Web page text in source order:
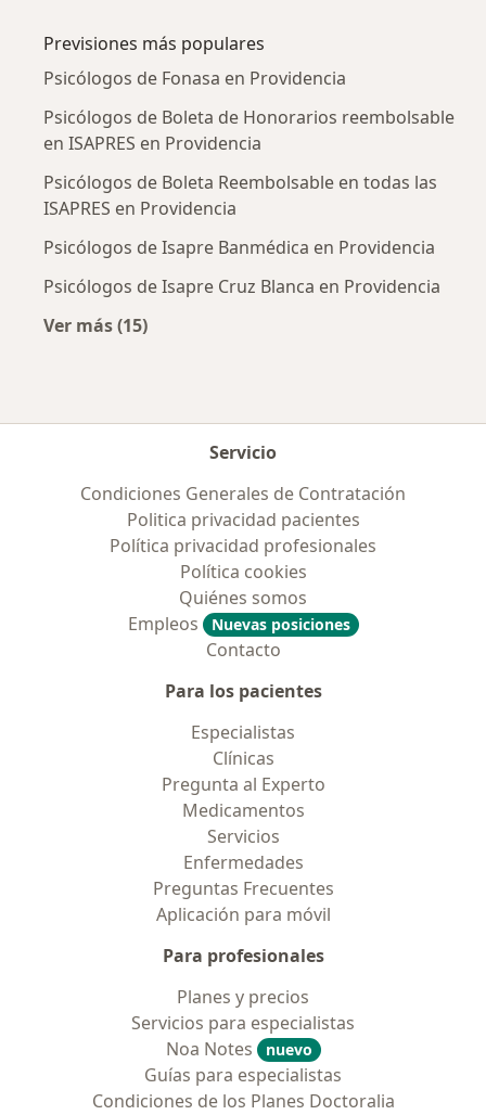
Previsiones más populares
Psicólogos de Fonasa en Providencia
Psicólogos de Boleta de Honorarios reembolsable
en ISAPRES en Providencia
Psicólogos de Boleta Reembolsable en todas las
ISAPRES en Providencia
Psicólogos de Isapre Banmédica en Providencia
Psicólogos de Isapre Cruz Blanca en Providencia
Ver más (15)
Servicio
Condiciones Generales de Contratación
Politica privacidad pacientes
Política privacidad profesionales
Política cookies
Quiénes somos
Empleos
Nuevas posiciones
Contacto
Para los pacientes
Especialistas
Clínicas
Pregunta al Experto
Medicamentos
Servicios
Enfermedades
Preguntas Frecuentes
Aplicación para móvil
Para profesionales
Planes y precios
Servicios para especialistas
Noa Notes
nuevo
Guías para especialistas
Condiciones de los Planes Doctoralia